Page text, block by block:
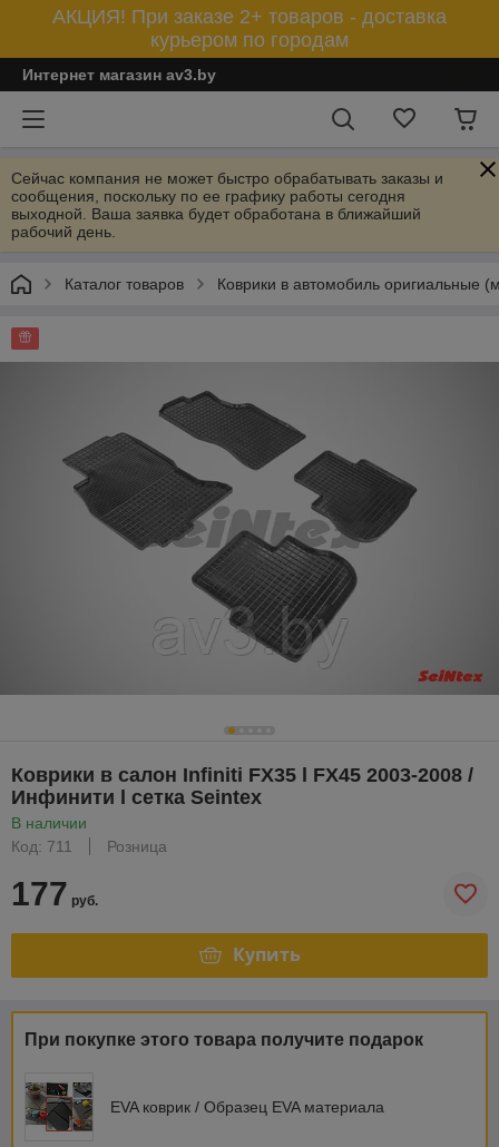
АКЦИЯ! При заказе 2+ товаров - доставка
курьером по городам
Интернет магазин av3.by
Сейчас компания не может быстро обрабатывать заказы и
сообщения, поскольку по ее графику работы сегодня
выходной. Ваша заявка будет обработана в ближайший
рабочий день.
Каталог товаров Коврики в автомобиль оригиальные
Коврики в салон Infiniti FX35 l FX45 2003-2008 /
Инфинити l сетка Seintex
В наличии
Код: 711
Розница
177 руб.
Купить
При покупке этого товара получите подарок
EVA коврик / Образец EVA материала